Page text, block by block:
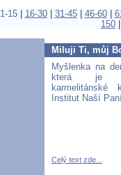
1-15| 16-30| 31-45| 46-60|
150
Miluji Ti, můj
Myšlenka na
která je
karmelitánské
Institut Naší
Celý text zde...